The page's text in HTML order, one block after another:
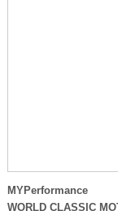
MYPerformance
WORLD CLASSIC